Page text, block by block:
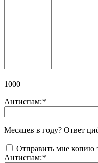
1000
Антиспам:*
Месяцев в году? Ответ
Отправить мне копию
Антиспам:*